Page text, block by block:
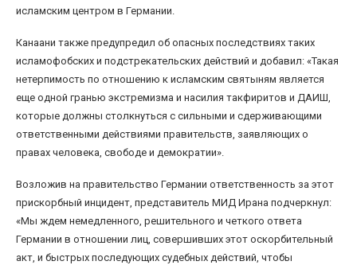
исламским центром в Германии.
Канаани также предупредил об опасных последствиях таких
исламофобских и подстрекательских действий и добавил: «Такая
нетерпимость по отношению к исламским святыням является
еще одной гранью экстремизма и насилия такфиритов и ДАИШ,
которые должны столкнуться с сильными и сдерживающими
ответственными действиями правительств, заявляющих о
правах человека, свободе и демократии».
Возложив на правительство Германии ответственность за этот
прискорбный инцидент, представитель МИД Ирана подчеркнул:
«Мы ждем немедленного, решительного и четкого ответа
Германии в отношении лиц, совершивших этот оскорбительный
акт, и быстрых последующих судебных действий, чтобы